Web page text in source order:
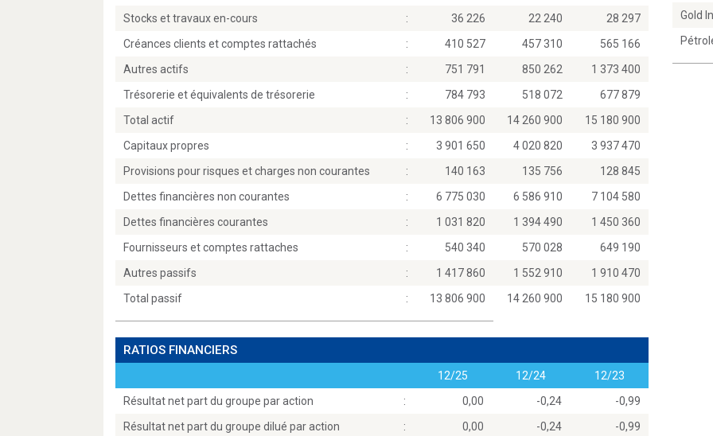
Stocks et travaux en-cours
: 36 226 22 240
28 297
Créances clients et comptes rattachés
: 410 527 457 310
565 166
Autres actifs
: 751 791 850 262
1 373 400
Trésorerie et équivalents de trésorerie
: 784 793 518 072
677 879
Total actif
: 13 806 900 14 260 900
15 180 900
Capitaux propres
: 3 901 650 4 020 820
3 937 470
Provisions pour risques et charges non courantes
: 140 163 135 756
128 845
Dettes financières non courantes
: 6 775 030 6 586 910
7 104 580
Dettes financières courantes
: 1 031 820 1 394 490
1 450 360
Fournisseurs et comptes rattaches
: 540 340 570 028
649 190
Autres passifs
: 1 417 860 1 552 910
1 910 470
Total passif
: 13 806 900 14 260 900 15 180 900
RATIOS FINANCIERS
12/25 12/24
12/23
Résultat net part du groupe par action
: 0,00 -0,24
-0,99
Résultat net part du groupe dilué par action
: 0,00 -0,24
-0,99
Gold